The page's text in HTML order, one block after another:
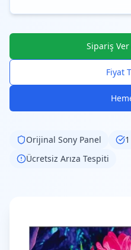
Sipariş Ver
Fiyat
Orijinal Sony Panel
Ücretsiz Arıza Tespiti